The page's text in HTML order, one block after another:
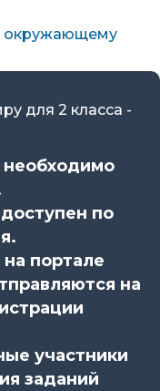
окружающему
для 2 класса -
по
портале
на
участники
заданий